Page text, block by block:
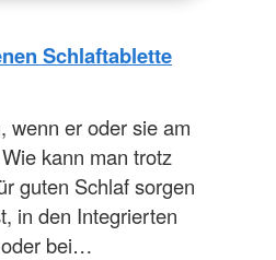
Schlaftablette
wenn er oder sie am
kann man trotz
guten Schlaf sorgen
in den Integrierten
oder bei…